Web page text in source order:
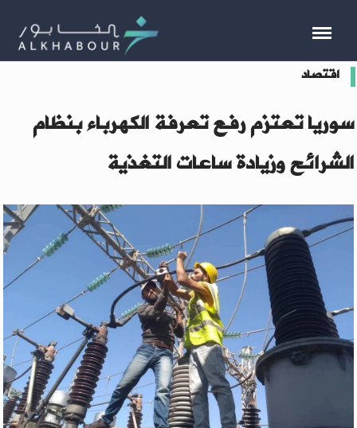
اقتصاد
سوريا تعتزم رفع تعرفة الكهرباء بنظام
الشرائح وزيادة ساعات التغذية